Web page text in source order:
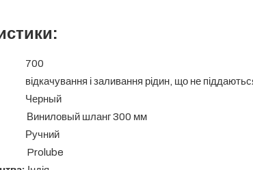
відкачування і заливання рідин, що не піддаються
шланг 300 мм